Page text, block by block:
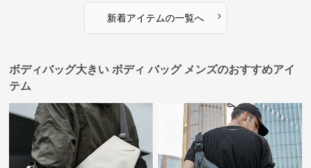
新着アイテムの一覧へ ›
ボディバッグ大きい ボディ バッグ メンズのおすすめアイ
テム